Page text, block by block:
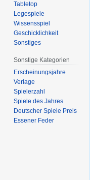
Tabletop
Legespiele
Wissensspiel
Geschicklichkeit
Sonstiges
Sonstige Kategorien
Erscheinungsjahre
Verlage
Spielerzahl
Spiele des Jahres
Deutscher Spiele Preis
Essener Feder